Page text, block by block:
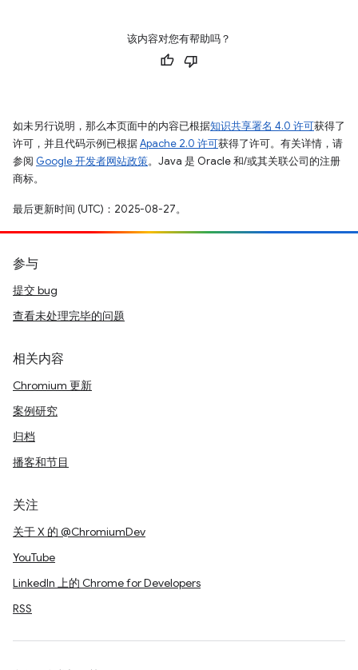
该内容对您有帮助吗？
如未另行说明，那么本页面中的内容已根据知识共享署名 4.0 许可获得了
许可，并且代码示例已根据Apache 2.0 许可获得了许可。有关详情，请
参阅 Google 开发者网站政策。Java 是 Oracle 和/或其关联公司的注册
商标。
最后更新时间 (UTC)：2025-08-27。
参与
提交 bug
查看未处理完毕的问题
相关内容
Chromium 更新
案例研究
归档
播客和节目
关注
关于 X 的 @ChromiumDev
YouTube
LinkedIn 上的 Chrome for Developers
RSS